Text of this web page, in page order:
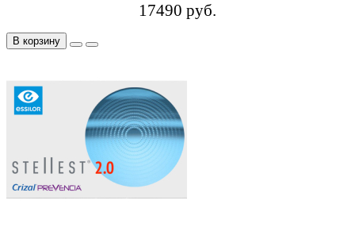
17490 руб.
В корзину